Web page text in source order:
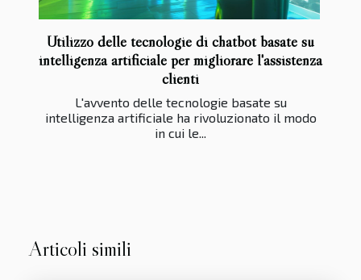
Utilizzo delle tecnologie di chatbot basate su
intelligenza artificiale per migliorare l'assistenza
clienti
L'avvento delle tecnologie basate su
intelligenza artificiale ha rivoluzionato il modo
in cui le...
Articoli simili